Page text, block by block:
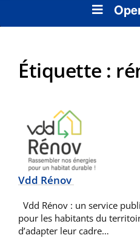
Étiquette :
Vdd Rénov
Vdd Rénov : un service
pour les habitants du
d’adapter leur cadre…